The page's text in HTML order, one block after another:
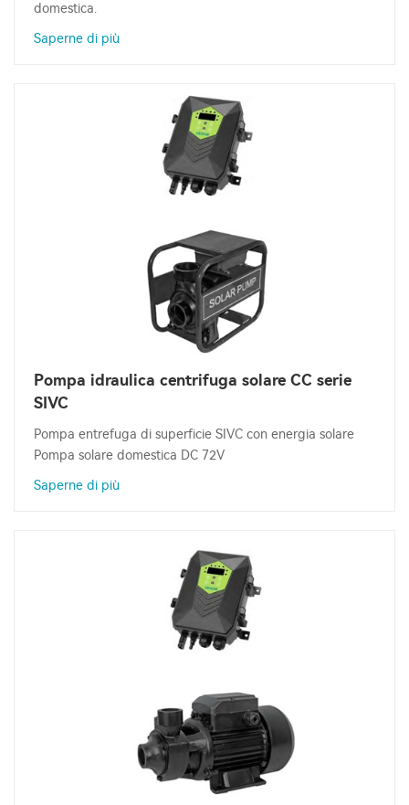
domestica.
Saperne di più
Pompa idraulica centrifuga solare CC serie
SIVC
Pompa entrefuga di superficie SIVC con energia solare
Pompa solare domestica DC 72V
Saperne di più